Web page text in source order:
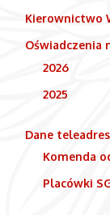
Kierownictwo
Oświadczenia
2026
2025
Dane
Komenda
Placówki